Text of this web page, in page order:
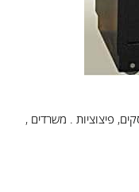
פיצוציות . משרדים ,